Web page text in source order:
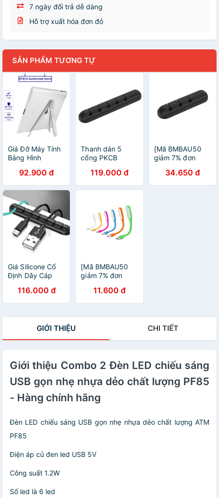
7 ngày đổi trả dễ dàng
Hỗ trợ xuất hóa đơn đỏ
SẢN PHẨM TƯƠNG TỰ
Giá Đỡ Máy Tính
Bảng Hình
Đa Năng PKCB
92.900 đ
Thanh dán 5
cổng PKCB
cố định dây cáp
sạc
119.000 đ
[Mã BMBAU50
giảm 7% đơn
mini cố định dây
cáp sạc cho các
34.650 đ
Giá Silicone Cố
Định Dây Cáp
Cho Các Phụ
Kiện, Thiết Bị
Chính Hãng
116.000 đ
[Mã BMBAU50
giảm 7% đơn
Usb Siêu Sáng
PKCB - Hàng
11.600 đ
GIỚI THIỆU CHI TIẾT
Giới thiệu Combo 2 Đèn LED chiếu sáng
USB gọn nhẹ nhựa dẻo chất lượng PF85
- Hàng chính hãng
Đèn LED chiếu sáng USB gọn nhẹ nhựa dẻo chất lượng ATM
PF85
Điện áp củ đen led USB 5V
Công suất 1.2W
Số led là 6 led